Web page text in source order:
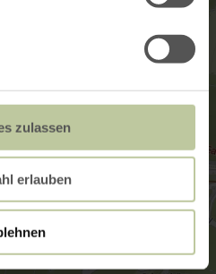
zulassen
erlauben